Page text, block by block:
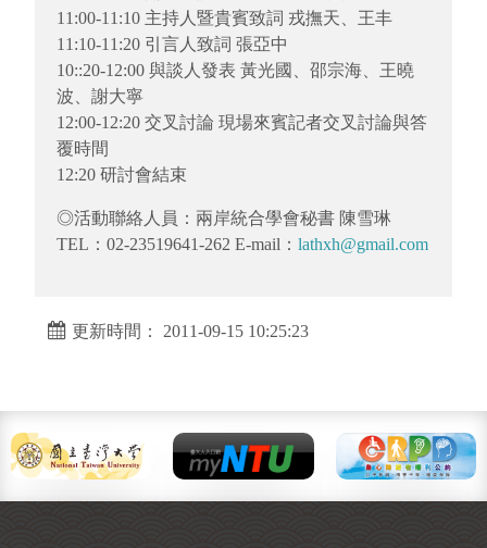
11:00-11:10 主持人暨貴賓致詞 戎撫天、王丰
11:10-11:20 引言人致詞 張亞中
10::20-12:00 與談人發表 黃光國、邵宗海、王曉
波、謝大寧
12:00-12:20 交叉討論 現場來賓記者交叉討論與答
覆時間
12:20 研討會結束
◎活動聯絡人員：兩岸統合學會秘書 陳雪琳
TEL：02-23519641-262 E-mail： lathxh@gmail.com
更新時間： 2011-09-15 10:25:23